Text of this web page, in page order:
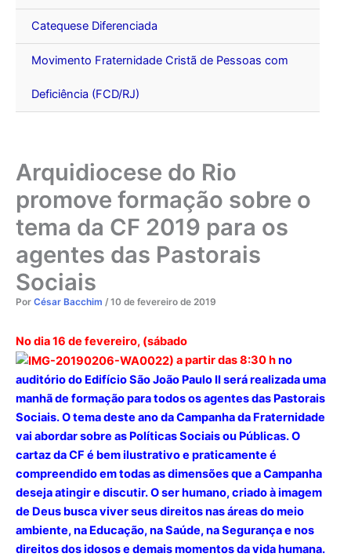
Catequese Diferenciada
Movimento Fraternidade Cristã de Pessoas com
Deficiência (FCD/RJ)
Arquidiocese do Rio
promove formação sobre o
tema da CF 2019 para os
agentes das Pastorais
Sociais
Por César Bacchim / 10 de fevereiro de 2019
No dia 16 de fevereiro, (sábado
) a partir das 8:30 hno
auditório do Edifício São João Paulo II será realizada uma
manhã de formação para todos os agentes das Pastorais
Sociais. O tema deste ano da Campanha da Fraternidade
vai abordar sobre as Políticas Sociais ou Públicas. O
cartaz da CF é bem ilustrativo e praticamente é
compreendido em todas as dimensões que a Campanha
deseja atingir e discutir. O ser humano, criado à imagem
de Deus busca viver seus direitos nas áreas do meio
ambiente, na Educação, na Saúde, na Segurança e nos
direitos dos idosos e demais momentos da vida humana.